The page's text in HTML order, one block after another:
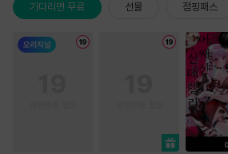
기다리면 무료 선물 점핑패스